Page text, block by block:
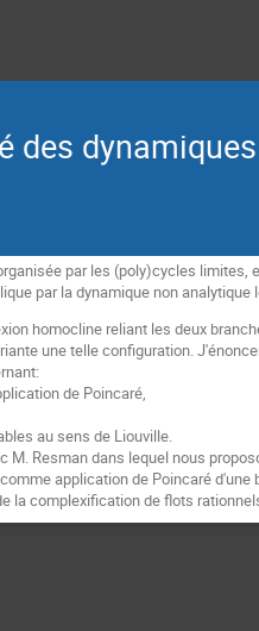
des
par les (poly)cycles
par la dynamique non
homocline reliant les deux
une telle configuration.
de Poincaré,
au sens de Liouville.
Resman dans lequel nous
application de Poincaré
la complexification de flots